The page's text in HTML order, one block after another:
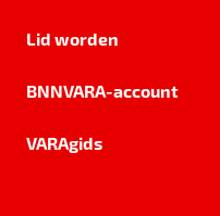
Lid worden
BNNVARA-account
VARAgids